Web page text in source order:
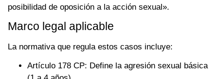
posibilidad de oposición a la acción sexual».
Marco legal aplicable
La normativa que regula estos casos incluye:
Artículo 178 CP: Define la agresión sexual básica